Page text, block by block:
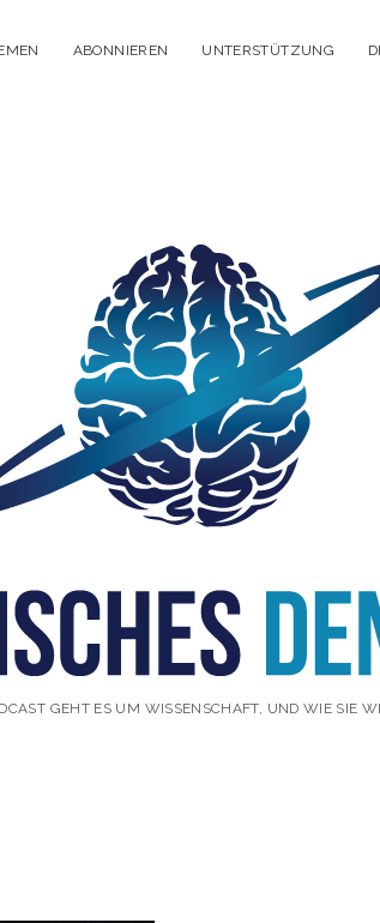
ABONNIEREN UNTERSTÜTZUNG
GEHT ES UM WISSENSCHAFT, UND WIE SIE